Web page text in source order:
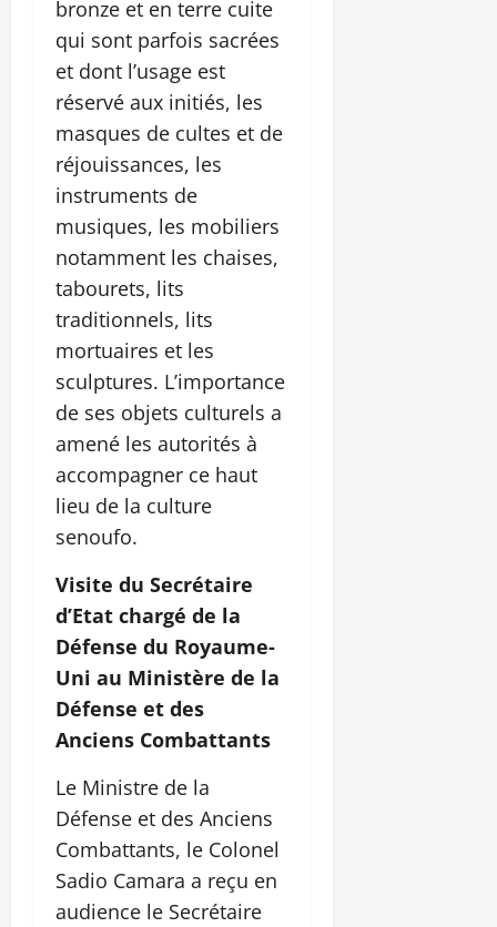
bronze et en terre cuite
qui sont parfois sacrées
et dont l’usage est
réservé aux initiés, les
masques de cultes et de
réjouissances, les
instruments de
musiques, les mobiliers
notamment les chaises,
tabourets, lits
traditionnels, lits
mortuaires et les
sculptures. L’importance
de ses objets culturels a
amené les autorités à
accompagner ce haut
lieu de la culture
senoufo.
Visite du Secrétaire
d’Etat chargé de la
Défense du Royaume-
Uni au Ministère de la
Défense et des
Anciens Combattants
Le Ministre de la
Défense et des Anciens
Combattants, le Colonel
Sadio Camara a reçu en
audience le Secrétaire